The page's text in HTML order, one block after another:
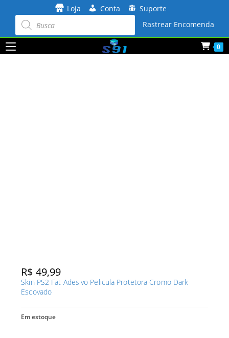
conteúdo
Loja Conta Suporte
Pesquisar
produtos Rastrear Encomenda
0
R$ 49,99
Skin PS2 Fat Adesivo Pelicula Protetora Cromo Dark
Escovado
Em estoque